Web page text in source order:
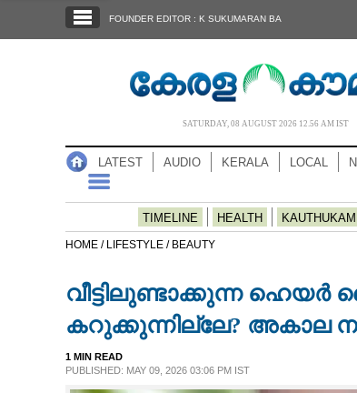
NOTIFIED NEWS
NEWS 360
CASE DIARY
FOUNDER EDITOR : K SUKUMARAN BA
SATURDAY, 08 AUGUST 2026 12.56 AM IST
LATEST AUDIO KERALA LOCAL
TIMELINE HEALTH KAUTHUKAM
HOME / LIFESTYLE / BEAUTY
വീട്ടിലുണ്ടാക്കുന്ന
കറുക്കുന്നില്ലേ? അകാല നര
1 MIN READ
PUBLISHED: MAY 09, 2026 03:06 PM IST